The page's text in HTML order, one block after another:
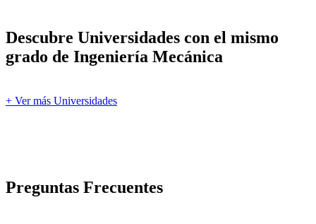
Descubre Universidades con el mismo
grado de Ingeniería Mecánica
+ Ver más Universidades
Preguntas Frecuentes